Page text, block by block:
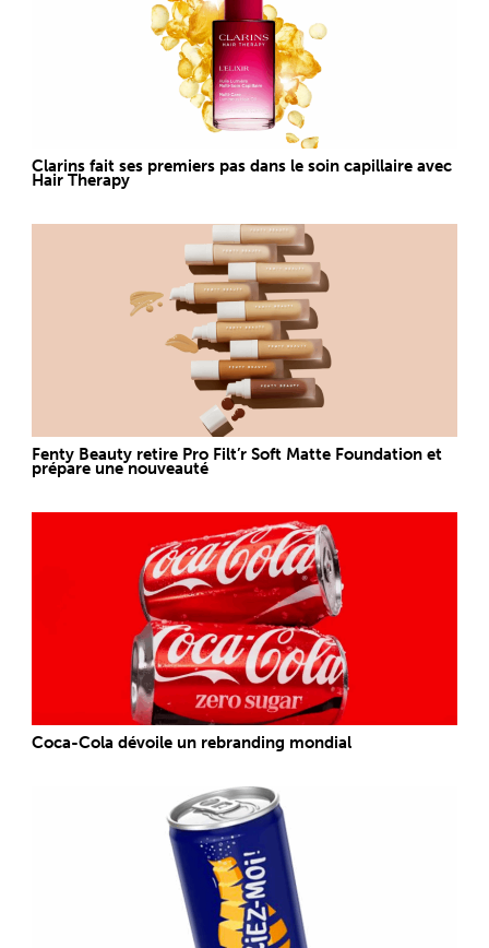
Clarins fait ses premiers pas dans le soin capillaire avec
Hair Therapy
Fenty Beauty retire Pro Filt’r Soft Matte Foundation et
prépare une nouveauté
Coca-Cola dévoile un rebranding mondial